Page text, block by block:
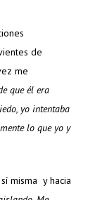
de
me
que él era
yo intentaba
lo que yo y
misma y hacia